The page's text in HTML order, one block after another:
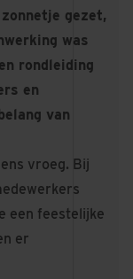
gezet,
was
rondleiding
en
van
vroeg. Bij
een feestelijke
er